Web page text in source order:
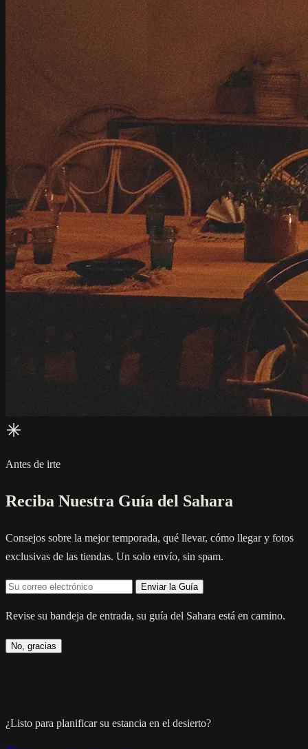
Antes de irte
Reciba Nuestra Guía del Sahara
Consejos sobre la mejor temporada, qué llevar, cómo llegar y fotos
exclusivas de las tiendas. Un solo envío, sin spam.
Enviar la Guía
Revise su bandeja de entrada, su guía del Sahara está en camino.
No, gracias
¿Listo para planificar su estancia en el desierto?